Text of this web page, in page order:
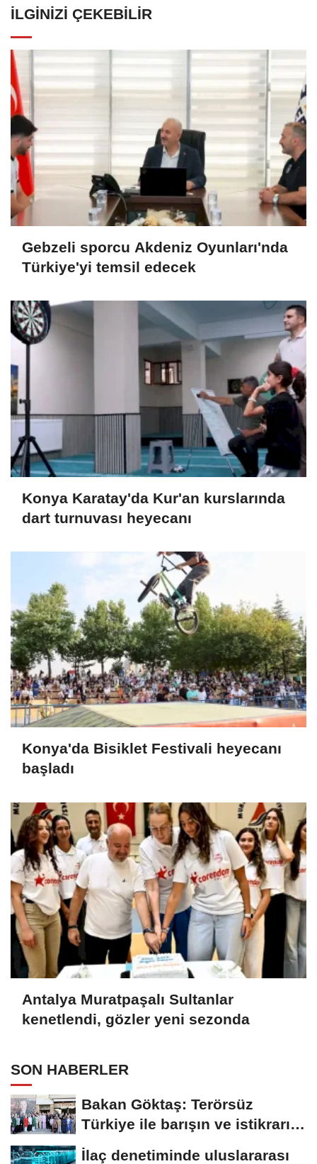
İLGINIZI ÇEKEBILIR
Gebzeli sporcu Akdeniz Oyunları'nda
Türkiye'yi temsil edecek
Konya Karatay'da Kur'an kurslarında
dart turnuvası heyecanı
Konya'da Bisiklet Festivali heyecanı
başladı
Antalya Muratpaşalı Sultanlar
kenetlendi, gözler yeni sezonda
SON HABERLER
Bakan Göktaş: Terörsüz
Türkiye ile barışın ve istikrarın
güçlendiği...
İlaç denetiminde uluslararası